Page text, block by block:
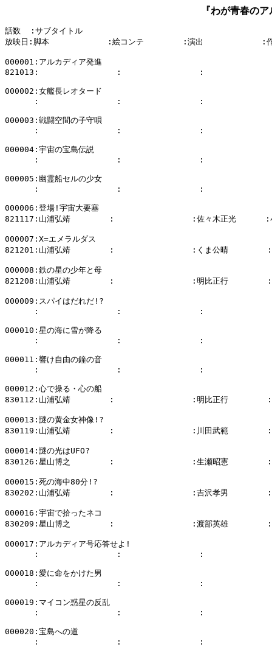
『わが青春の
話数  :サブタイトル
放映日:脚本            :絵コンテ        :演出            :作
000001:アルカディア発進
821013:                :                :
000002:女艦長レオタード
:                :                :
000003:戦闘空間の子守唄
:                :                :
000004:宇宙の宝島伝説
:                :                :
000005:幽霊船セルの少女
:                :                :
000006:登場!宇宙大要塞
821117:山浦弘靖        :                :佐々木正光      :小
000007:X=エメラルダス
821201:山浦弘靖        :                :くま公晴        :富
000008:鉄の星の少年と母
821208:山浦弘靖        :                :明比正行        :森
000009:スパイはだれだ!?
:                :                :
000010:星の海に雪が降る
:                :                :
000011:響け自由の鐘の音
:                :                :
000012:心で操る・心の船
830112:山浦弘靖        :                :明比正行        :影
000013:謎の黄金女神像!?
830119:山浦弘靖        :                :川田武範        :森
000014:謎の光はUFO?
830126:星山博之        :                :生瀬昭憲        :篠
000015:死の海中80分!?
830202:山浦弘靖        :                :吉沢孝男        :荒
000016:宇宙で拾ったネコ
830209:星山博之        :                :渡部英雄        :菊
000017:アルカディア号応答せよ!
:                :                :
000018:愛に命をかけた男
:                :                :
000019:マイコン惑星の反乱
:                :                :
000020:宝島への道
:                :                :